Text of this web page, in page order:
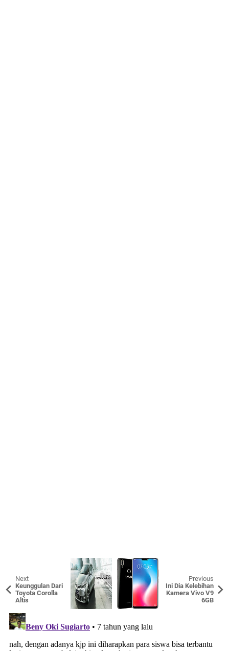
Next
Keunggulan Dari
Toyota Corolla
Altis
Previous
Ini Dia Kelebihan
Kamera Vivo V9
6GB